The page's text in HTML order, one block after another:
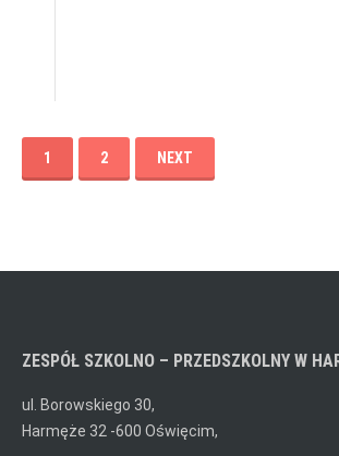
1 2 NEXT
ZESPÓŁ SZKOLNO – PRZEDSZKOLNY W
ul. Borowskiego 30,
Harmęże 32 -600 Oświęcim,